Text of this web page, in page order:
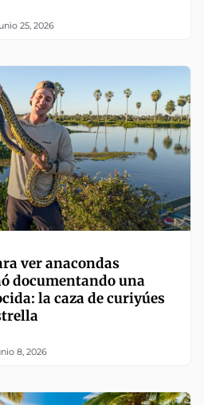
25, 2026
ver anacondas
documentando una
la caza de curiyúes
8, 2026